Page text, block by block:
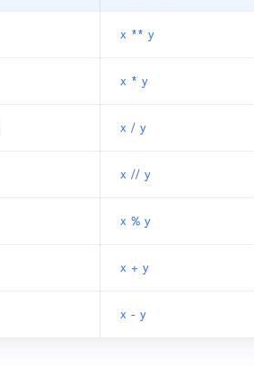
x ** y
x * y
x / y
x // y
x % y
x + y
x - y